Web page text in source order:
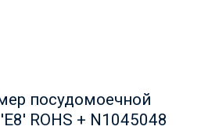
посудомоечной
ROHS + N1045048